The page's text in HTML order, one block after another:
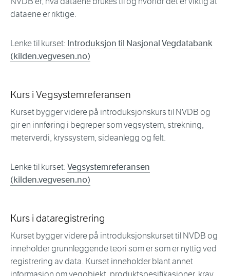
dataene er riktige.
Lenke til kurset: Introduksjon til Nasjonal Vegdatabank
(kilden.vegvesen.no)
Kurs i Vegsystemreferansen
Kurset bygger videre på introduksjonskurs til NVDB og
gir en innføring i begreper som vegsystem, strekning,
meterverdi, kryssystem, sideanlegg og felt.
Lenke til kurset:Vegsystemreferansen
(kilden.vegvesen.no)
Kurs i dataregistrering
Kurset bygger videre på introduksjonskurset til NVDB og
inneholder grunnleggende teori som er som er nyttig ved
registrering av data. Kurset inneholder blant annet